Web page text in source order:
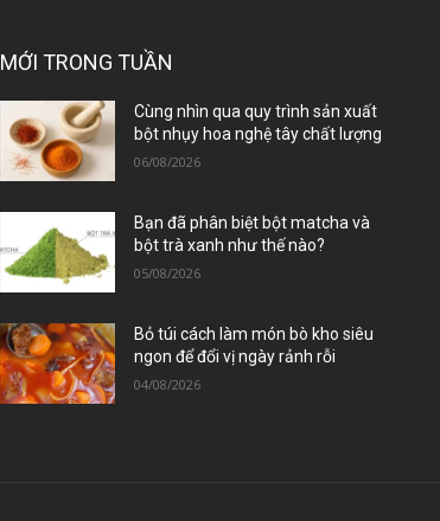
MỚI TRONG TUẦN
Cùng nhìn qua quy trình sản xuất
bột nhụy hoa nghệ tây chất lượng
06/08/2026
Bạn đã phân biệt bột matcha và
bột trà xanh như thế nào?
05/08/2026
Bỏ túi cách làm món bò kho siêu
ngon để đổi vị ngày rảnh rỗi
04/08/2026